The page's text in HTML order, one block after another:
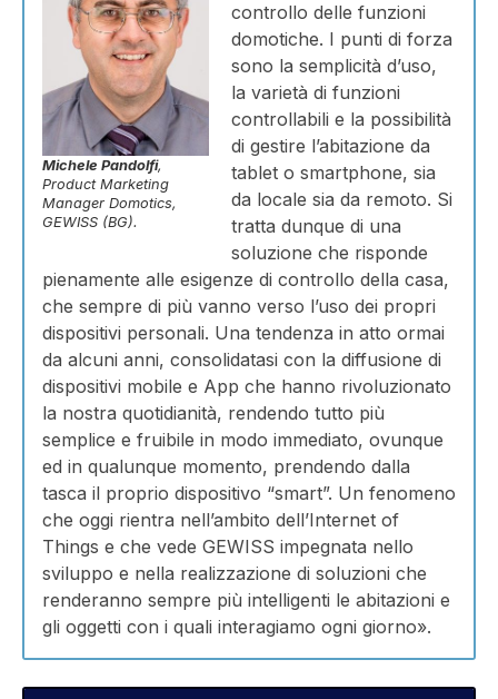
Michele Pandolfi,
Product Marketing
Manager Domotics,
GEWISS (BG).
controllo delle funzioni
domotiche. I punti di forza
sono la semplicità d’uso,
la varietà di funzioni
controllabili e la possibilità
di gestire l’abitazione da
tablet o smartphone, sia
da locale sia da remoto. Si
tratta dunque di una
soluzione che risponde
pienamente alle esigenze di controllo della casa,
che sempre di più vanno verso l’uso dei propri
dispositivi personali. Una tendenza in atto ormai
da alcuni anni, consolidatasi con la diffusione di
dispositivi mobile e App che hanno rivoluzionato
la nostra quotidianità, rendendo tutto più
semplice e fruibile in modo immediato, ovunque
ed in qualunque momento, prendendo dalla
tasca il proprio dispositivo “smart”. Un fenomeno
che oggi rientra nell’ambito dell’Internet of
Things e che vede GEWISS impegnata nello
sviluppo e nella realizzazione di soluzioni che
renderanno sempre più intelligenti le abitazioni e
gli oggetti con i quali interagiamo ogni giorno».